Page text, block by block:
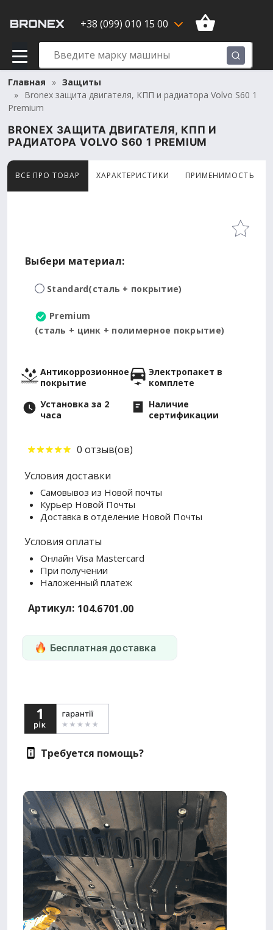
+38 (099) 010 15 00
Главная
Защиты
Bronex защита двигателя, КПП и радиатора Volvo S60 1
Premium
BRONEX ЗАЩИТА ДВИГАТЕЛЯ, КПП И
РАДИАТОРА VOLVO S60 1 PREMIUM
ВСЕ ПРО ТОВАР ХАРАКТЕРИСТИКИ ПРИМЕНИМОСТЬ
Товар просматривают сейчас 14 человек
Выбери материал:
Standard(сталь + покрытие)
Premium
(сталь + цинк + полимерное покрытие)
Антикоррозионное
покрытие
Электропакет в
комплете
Установка за 2
часа
Наличие
сертификации
0 отзыв(ов)
Условия доставки
Самовывоз из Новой почты
Курьер Новой Почты
Доставка в отделение Новой Почты
Условия оплаты
Онлайн Visa Mastercard
При получении
Наложенный платеж
Артикул: 104.6701.00
Бесплатная доставка
Требуется помощь?